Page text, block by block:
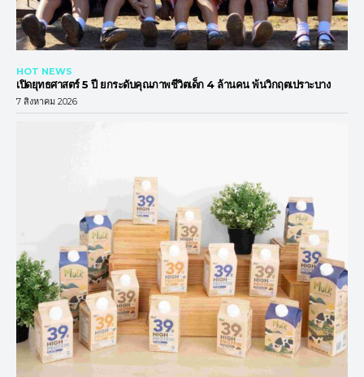
HOT NEWS
เปิดยุทธศาสตร์ 5 ปี ยกระดับคุณภาพชีวิตเด็ก 4 ล้านคน พ้นวิกฤตเปราะบาง
7 สิงหาคม 2026